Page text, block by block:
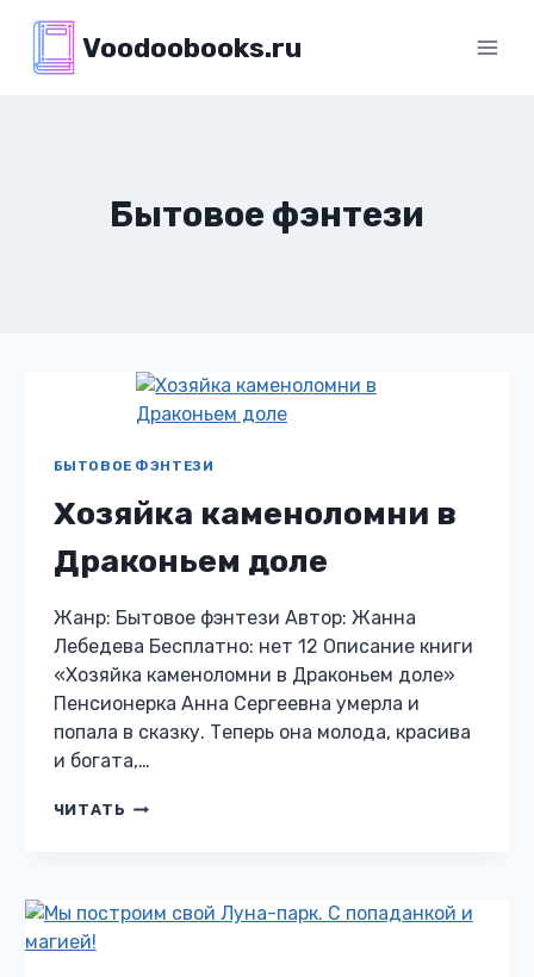
содержимому
Voodoobooks.ru
Бытовое фэнтези
БЫТОВОЕ ФЭНТЕЗИ
Хозяйка каменоломни в
Драконьем доле
Жанр: Бытовое фэнтези Автор: Жанна
Лебедева Бесплатно: нет 12 Описание книги
«Хозяйка каменоломни в Драконьем доле»
Пенсионерка Анна Сергеевна умерла и
попала в сказку. Теперь она молода, красива
и богата,…
ЧИТАТЬ ХОЗЯЙКА